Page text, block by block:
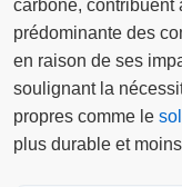
carbone, contribuent
prédominante des
en raison de ses
soulignant la
propres comme le
plus durable et